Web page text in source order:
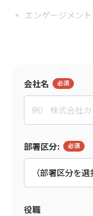
エンゲージメン
田
イ
会社名
部署区分:
役職